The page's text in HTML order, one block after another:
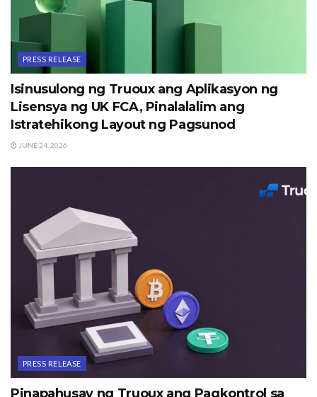
PRESS RELEASE
Isinusulong ng Truoux ang Aplikasyon ng
Lisensya ng UK FCA, Pinalalalim ang
Istratehikong Layout ng Pagsunod
JUNE 24, 2026
PRESS RELEASE
Pinapahusay ng Truoux ang Pagkontrol sa